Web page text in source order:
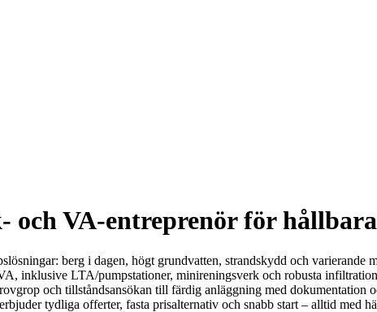
och VA-entreprenör för
berg i dagen, högt grundvatten, strandskydd och
inklusive LTA/pumpstationer, minireningsverk och robusta
och tillståndsansökan till färdig anläggning med
tydliga offerter, fasta prisalternativ och snabb start – alltid med